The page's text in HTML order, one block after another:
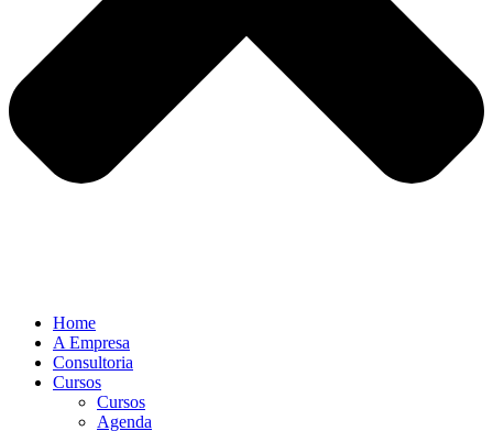
Home
A Empresa
Consultoria
Cursos
Cursos
Agenda